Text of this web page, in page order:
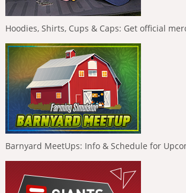
Hoodies, Shirts, Cups & Caps: Get official
Barnyard MeetUps: Info & Schedule for